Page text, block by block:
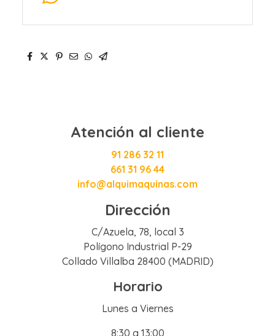
Atención al cliente
91 286 32 11
661 31 96 44
info@alquimaquinas.com
Dirección
C/Azuela, 78, local 3
Polígono Industrial P-29
Collado Villalba 28400 (MADRID)
Horario
Lunes a Viernes
8:30 a 13:00